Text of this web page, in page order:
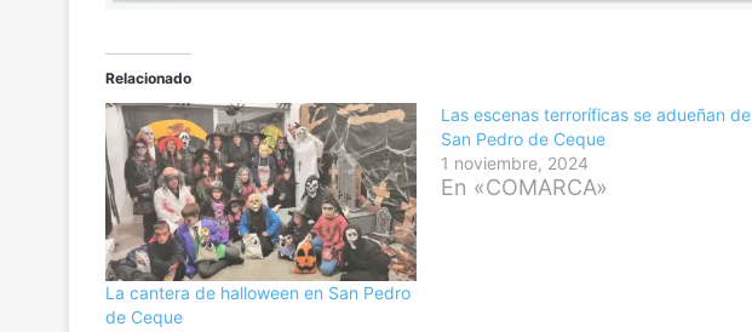
Relacionado
La cantera de halloween en San Pedro
de Ceque
Las escenas terroríficas se adueñan de
San Pedro de Ceque
1 noviembre, 2024
En «COMARCA»